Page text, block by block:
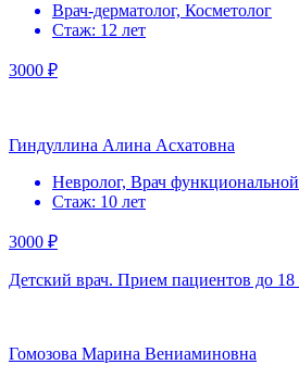
Врач-дерматолог, Косметолог
Стаж: 12 лет
3000 ₽
Гиндуллина Алина Асхатовна
Невролог, Врач
Стаж: 10 лет
3000 ₽
Детский врач. Прием пациентов до 18
Гомозова Марина Вениаминовна